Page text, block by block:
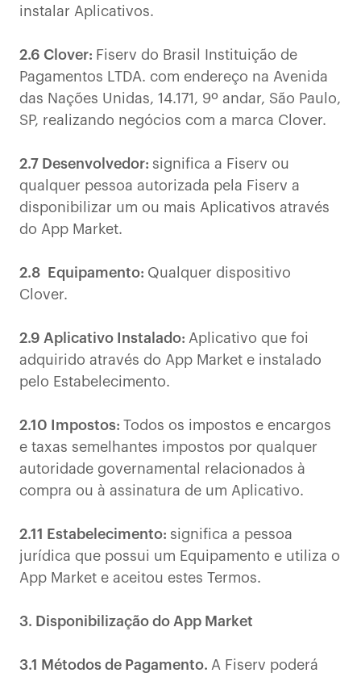
instalar Aplicativos.
2.6 Clover: Fiserv do Brasil Instituição de
Pagamentos LTDA. com endereço na Avenida
das Nações Unidas, 14.171, 9º andar, São Paulo,
SP, realizando negócios com a marca Clover.
2.7 Desenvolvedor: significa a Fiserv ou
qualquer pessoa autorizada pela Fiserv a
disponibilizar um ou mais Aplicativos através
do App Market.
2.8 Equipamento: Qualquer dispositivo
Clover.
2.9 Aplicativo Instalado: Aplicativo que foi
adquirido através do App Market e instalado
pelo Estabelecimento.
2.10 Impostos: Todos os impostos e encargos
e taxas semelhantes impostos por qualquer
autoridade governamental relacionados à
compra ou à assinatura de um Aplicativo.
2.11 Estabelecimento: significa a pessoa
jurídica que possui um Equipamento e utiliza o
App Market e aceitou estes Termos.
3. Disponibilização do App Market
3.1 Métodos de Pagamento. A Fiserv poderá